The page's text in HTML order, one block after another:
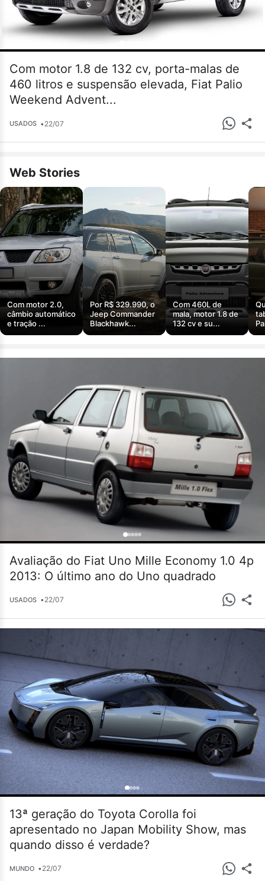
Com motor 1.8 de 132 cv, porta-malas de
460 litros e suspensão elevada, Fiat Palio
Weekend Advent...
USADOS •22/07
Web Stories
Com motor 2.0,
câmbio automático
e tração ...
Por R$ 329.990, o
Jeep Commander
Blackhawk...
Com 460L de
mala, motor 1.8 de
132 cv e su...
Avaliação do Fiat Uno Mille Economy 1.0 4p
2013: O último ano do Uno quadrado
USADOS •22/07
13ª geração do Toyota Corolla foi
apresentado no Japan Mobility Show, mas
quando disso é verdade?
MUNDO •22/07